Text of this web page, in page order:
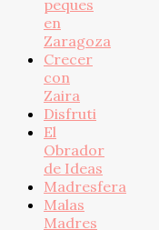
peques
en
Zaragoza
Crecer
con
Zaira
Disfruti
El
Obrador
de Ideas
Madresfera
Malas
Madres